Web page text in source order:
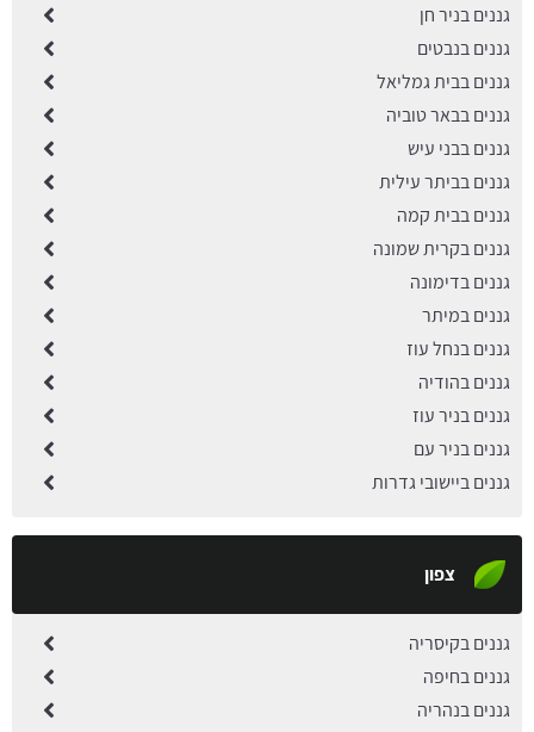
גננים בניר חן
גננים בנבטים
גננים בבית גמליאל
גננים בבאר טוביה
גננים בבני עיש
גננים בביתר עילית
גננים בבית קמה
גננים בקרית שמונה
גננים בדימונה
גננים במיתר
גננים בנחל עוז
גננים בהודיה
גננים בניר עוז
גננים בניר עם
גננים ביישובי גדרות
צפון
גננים בקיסריה
גננים בחיפה
גננים בנהריה